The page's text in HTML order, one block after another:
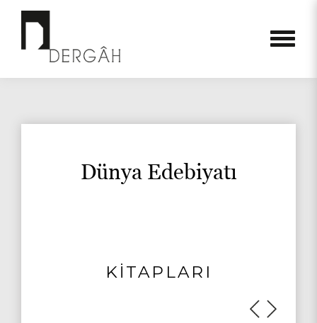
Dünya Edebiyatı
KİTAPLARI